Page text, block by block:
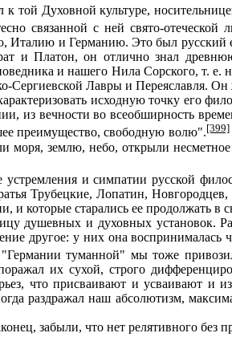
Духовной культуре,
связанной с ней свято-отеческой
и Германию. Это был русский
и Платон, он отлично знал
и нашего Нила Сорского, т. е.
Сергиевской Лавры и Переяславля.
исходную точку его
из вечности во всеобширность
преимущество, свободную волю".[399]
землю, небо, открыли
и симпатии русской
Трубецкие, Лопатин,
которые старались ее продолжать в
душевных и духовных установок.
другое: у них она
туманной" мы тоже
их сухой, строго
что присваивают и усваивают и
раздражал наш абсолютизм,
забыли, что нет релятивного